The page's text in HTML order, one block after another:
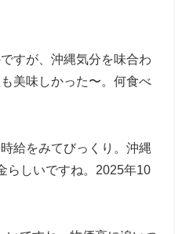
すが、沖縄気分を味合わ
美味しかった〜。何食べ
給をみてびっくり。沖縄
らしいですね。2025年10